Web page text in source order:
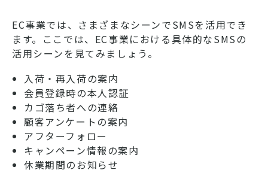
EC事業では、さまざまなシーンでSMSを活用でき
ます。ここでは、EC事業における具体的なSMSの
活用シーンを見てみましょう。
入荷・再入荷の案内
会員登録時の本人認証
カゴ落ち者への連絡
顧客アンケートの案内
アフターフォロー
キャンペーン情報の案内
休業期間のお知らせ